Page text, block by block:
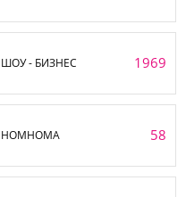
ШОУ - БИЗНЕС 1969
НОМНОМА 58